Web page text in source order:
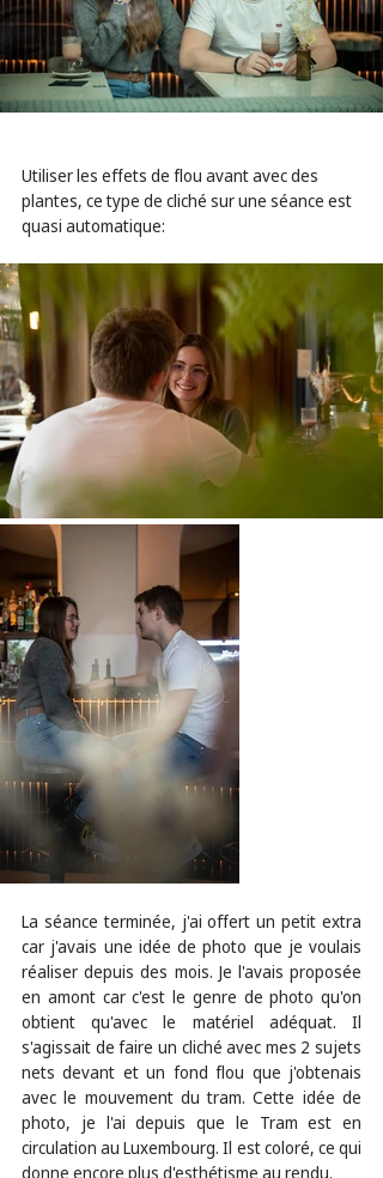
Utiliser les effets de flou avant avec des
plantes, ce type de cliché sur une séance est
quasi automatique:
La séance terminée, j'ai offert un petit extra
car j'avais une idée de photo que je voulais
réaliser depuis des mois. Je l'avais proposée
en amont car c'est le genre de photo qu'on
obtient qu'avec le matériel adéquat. Il
s'agissait de faire un cliché avec mes 2 sujets
nets devant et un fond flou que j'obtenais
avec le mouvement du tram. Cette idée de
photo, je l'ai depuis que le Tram est en
circulation au Luxembourg. Il est coloré, ce qui
donne encore plus d'esthétisme au rendu.